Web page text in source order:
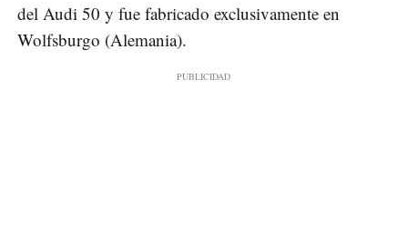
del Audi 50 y fue fabricado exclusivamente en
Wolfsburgo (Alemania).